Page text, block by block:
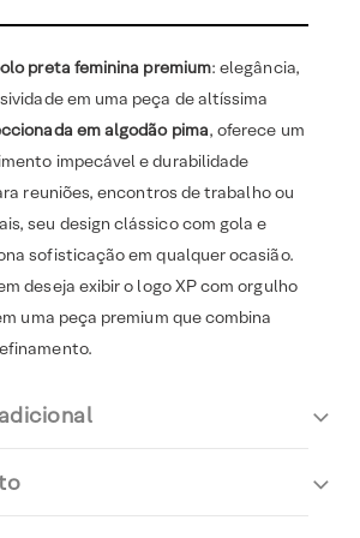
preta feminina premium: elegância,
em uma peça de altíssima
em algodão pima, oferece um
impecável e durabilidade
reuniões, encontros de trabalho ou
seu design clássico com gola e
sofisticação em qualquer ocasião.
deseja exibir o logo XP com orgulho
uma peça premium que combina